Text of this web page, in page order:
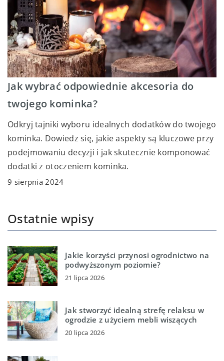
Jak wybrać odpowiednie akcesoria do
twojego kominka?
Odkryj tajniki wyboru idealnych dodatków do twojego
kominka. Dowiedz się, jakie aspekty są kluczowe przy
podejmowaniu decyzji i jak skutecznie komponować
dodatki z otoczeniem kominka.
9 sierpnia 2024
Ostatnie wpisy
Jakie korzyści przynosi ogrodnictwo na
podwyższonym poziomie?
21 lipca 2026
Jak stworzyć idealną strefę relaksu w
ogrodzie z użyciem mebli wiszących
20 lipca 2026